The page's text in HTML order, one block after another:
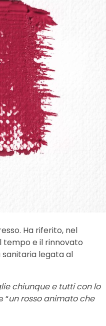
Ha riferito, nel
tempo e il rinnovato
legata al
chiunque e tutti con lo
“un rosso animato che